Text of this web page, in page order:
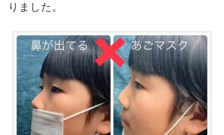
りました。